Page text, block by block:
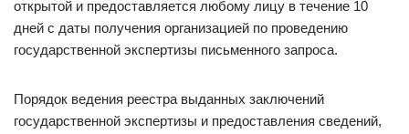
открытой и предоставляется любому лицу в течение 10
дней с даты получения организацией по проведению
государственной экспертизы письменного запроса.
Порядок ведения реестра выданных заключений
государственной экспертизы и предоставления сведений,